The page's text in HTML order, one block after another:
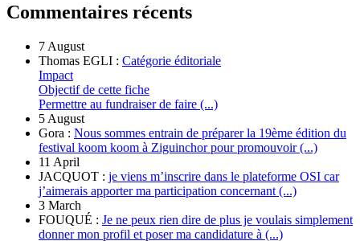
Commentaires récents
7 August
Thomas EGLI : Catégorie éditoriale
Impact
Objectif de cette fiche
Permettre au fundraiser de faire (...)
5 August
Gora : Nous sommes entrain de préparer la 19ème édition du
festival koom koom à Ziguinchor pour promouvoir (...)
11 April
JACQUOT : je viens m’inscrire dans le plateforme OSI car
j’aimerais apporter ma participation concernant (...)
3 March
FOUQUÉ : Je ne peux rien dire de plus je voulais simplement
donner mon profil et poser ma candidature à (...)